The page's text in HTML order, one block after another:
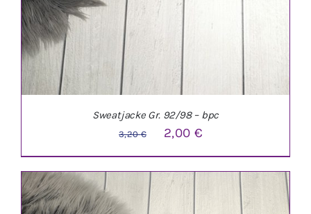
Sweatjacke Gr. 92/98 – bpc
3,20€
Ursprünglicher
Preis
war:
2,00 €Aktueller
Preis
2,00 €.